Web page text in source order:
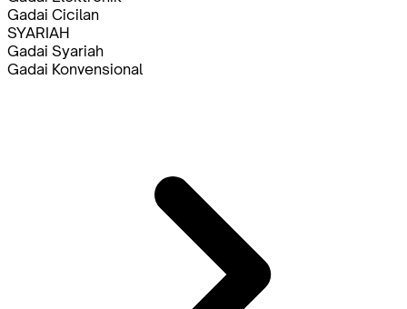
Gadai Cicilan
SYARIAH
Gadai Syariah
Gadai Konvensional